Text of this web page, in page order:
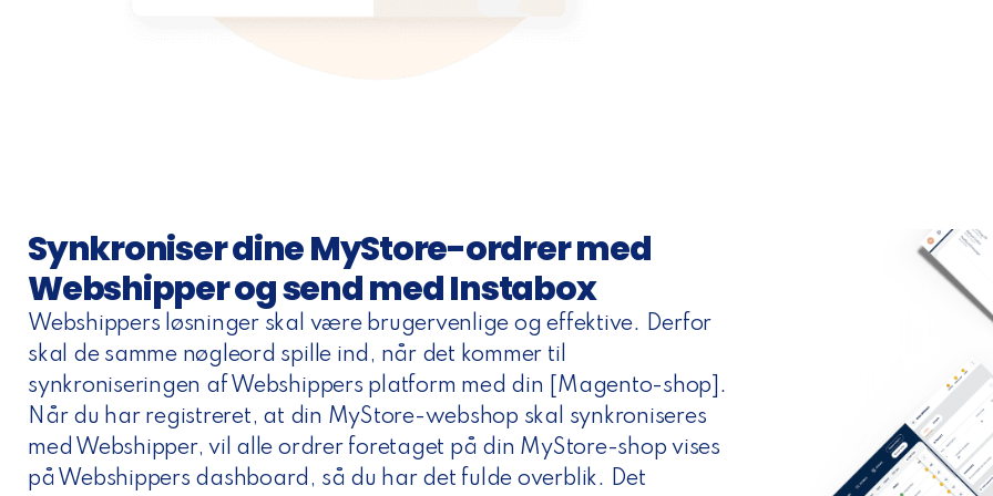
Synkroniser dine MyStore-ordrer med
Webshipper og send med Instabox
Webshippers løsninger skal være brugervenlige og effektive. Derfor
skal de samme nøgleord spille ind, når det kommer til
synkroniseringen af Webshippers platform med din [Magento-shop].
Når du har registreret, at din MyStore-webshop skal synkroniseres
med Webshipper, vil alle ordrer foretaget på din MyStore-shop vises
på Webshippers dashboard, så du har det fulde overblik. Det